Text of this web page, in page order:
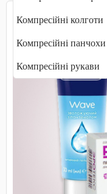
Компресійні колготи
Компресійні панчохи
Компресійні рукави